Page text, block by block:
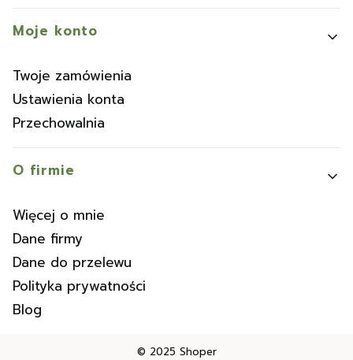
Moje konto
Twoje zamówienia
Ustawienia konta
Przechowalnia
O firmie
Więcej o mnie
Dane firmy
Dane do przelewu
Polityka prywatności
Blog
© 2025 Shoper